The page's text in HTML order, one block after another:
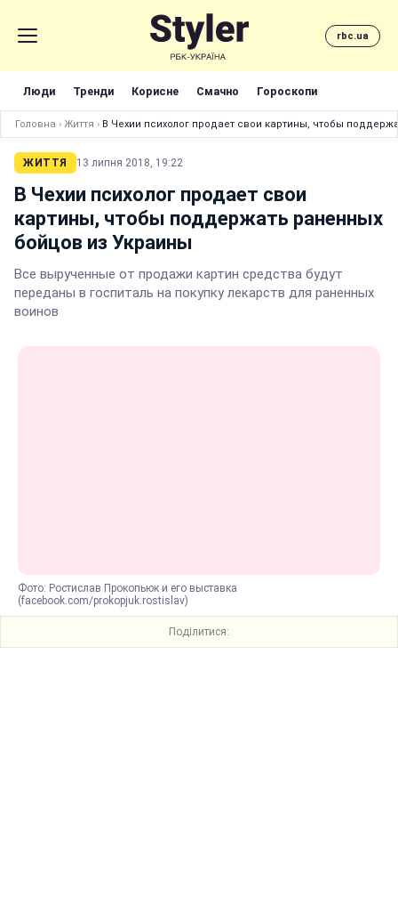
rbc.ua
Люди Тренди Корисне Смачно Гороскопи
Головна › Життя › В Чехии психолог продает свои картины, чтобы
ЖИТТЯ 13 липня 2018, 19:22
В Чехии психолог продает свои
картины, чтобы поддержать раненных
бойцов из Украины
Все вырученные от продажи картин средства будут
переданы в госпиталь на покупку лекарств для раненных
воинов
Фото: Ростислав Прокопьюк и его выставка
(facebook.com/prokopjuk.rostislav)
Поділитися: